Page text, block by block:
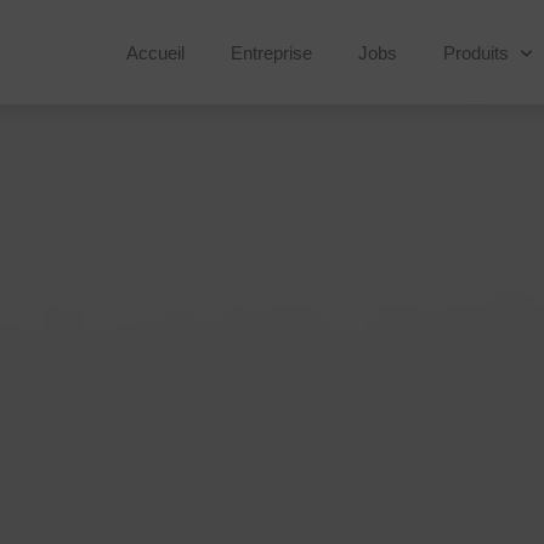
Accueil Entreprise Jobs Produits